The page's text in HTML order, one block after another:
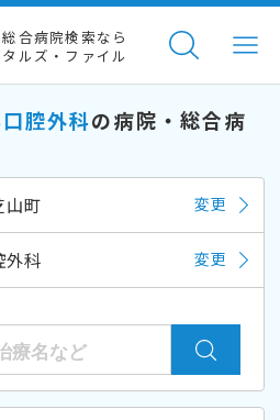
合病院検索なら
ルズ・ファイル
腔外科の病院・総合病
山町 変更
外科 変更